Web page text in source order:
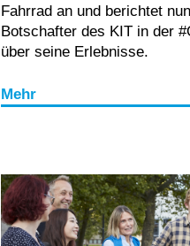
Fahrrad an und berichtet
Botschafter des KIT in der
über seine Erlebnisse.
Mehr